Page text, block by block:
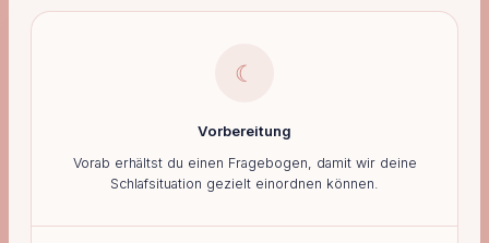
☾
Vorbereitung
Vorab erhältst du einen Fragebogen, damit wir deine
Schlafsituation gezielt einordnen können.